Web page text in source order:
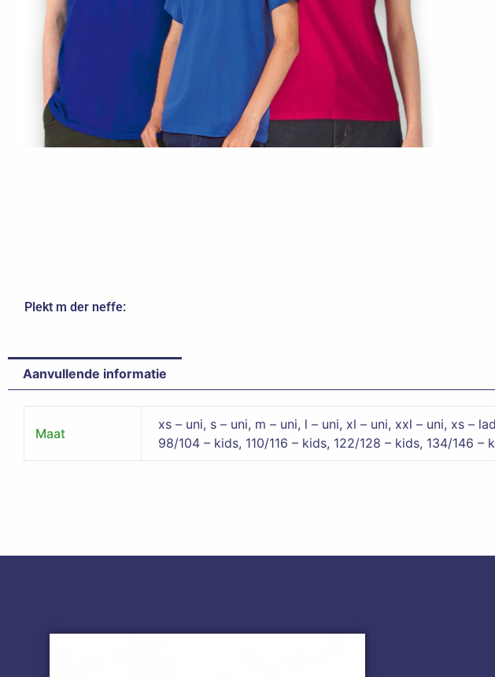
Plekt m der neffe:
Aanvullende informatie
Maat
xs – uni, s – uni, m – uni, l – uni, xl – uni, xxl – uni, xs –
98/104 – kids, 110/116 – kids, 122/128 – kids, 134/146 –